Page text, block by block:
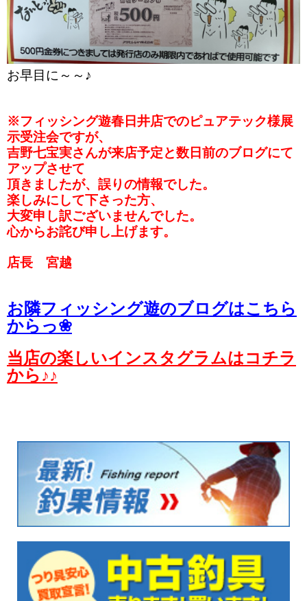
お早目に～～♪
※フィッシング遊春日井店でのピュアテック様展
示受注会ですが、
吉野七宝実さんが来店予定と数日前のブログにて
アップさせて
頂きましたが、誤りの情報でした。
楽しみにして下さった方、
大変申し訳ございませんでした。
心からお詫び申し上げます。
店長 宮越
お隣フィッシング遊のブログはこちら
からっ❀
当店の楽しいインスタグラムはコチラ
から♪♪